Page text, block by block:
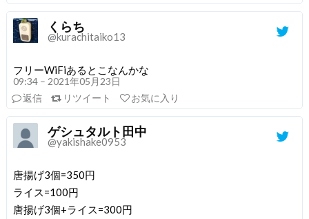
くらち
@kurachitaiko13
フリーWiFiあるとこなんかな
09:34 – 2021年05月23日
返信
リツイート お気に入り
ゲシュタルト田中
@yakishake0953
唐揚げ3個=350円
ライス=100円
唐揚げ3個+ライス=300円